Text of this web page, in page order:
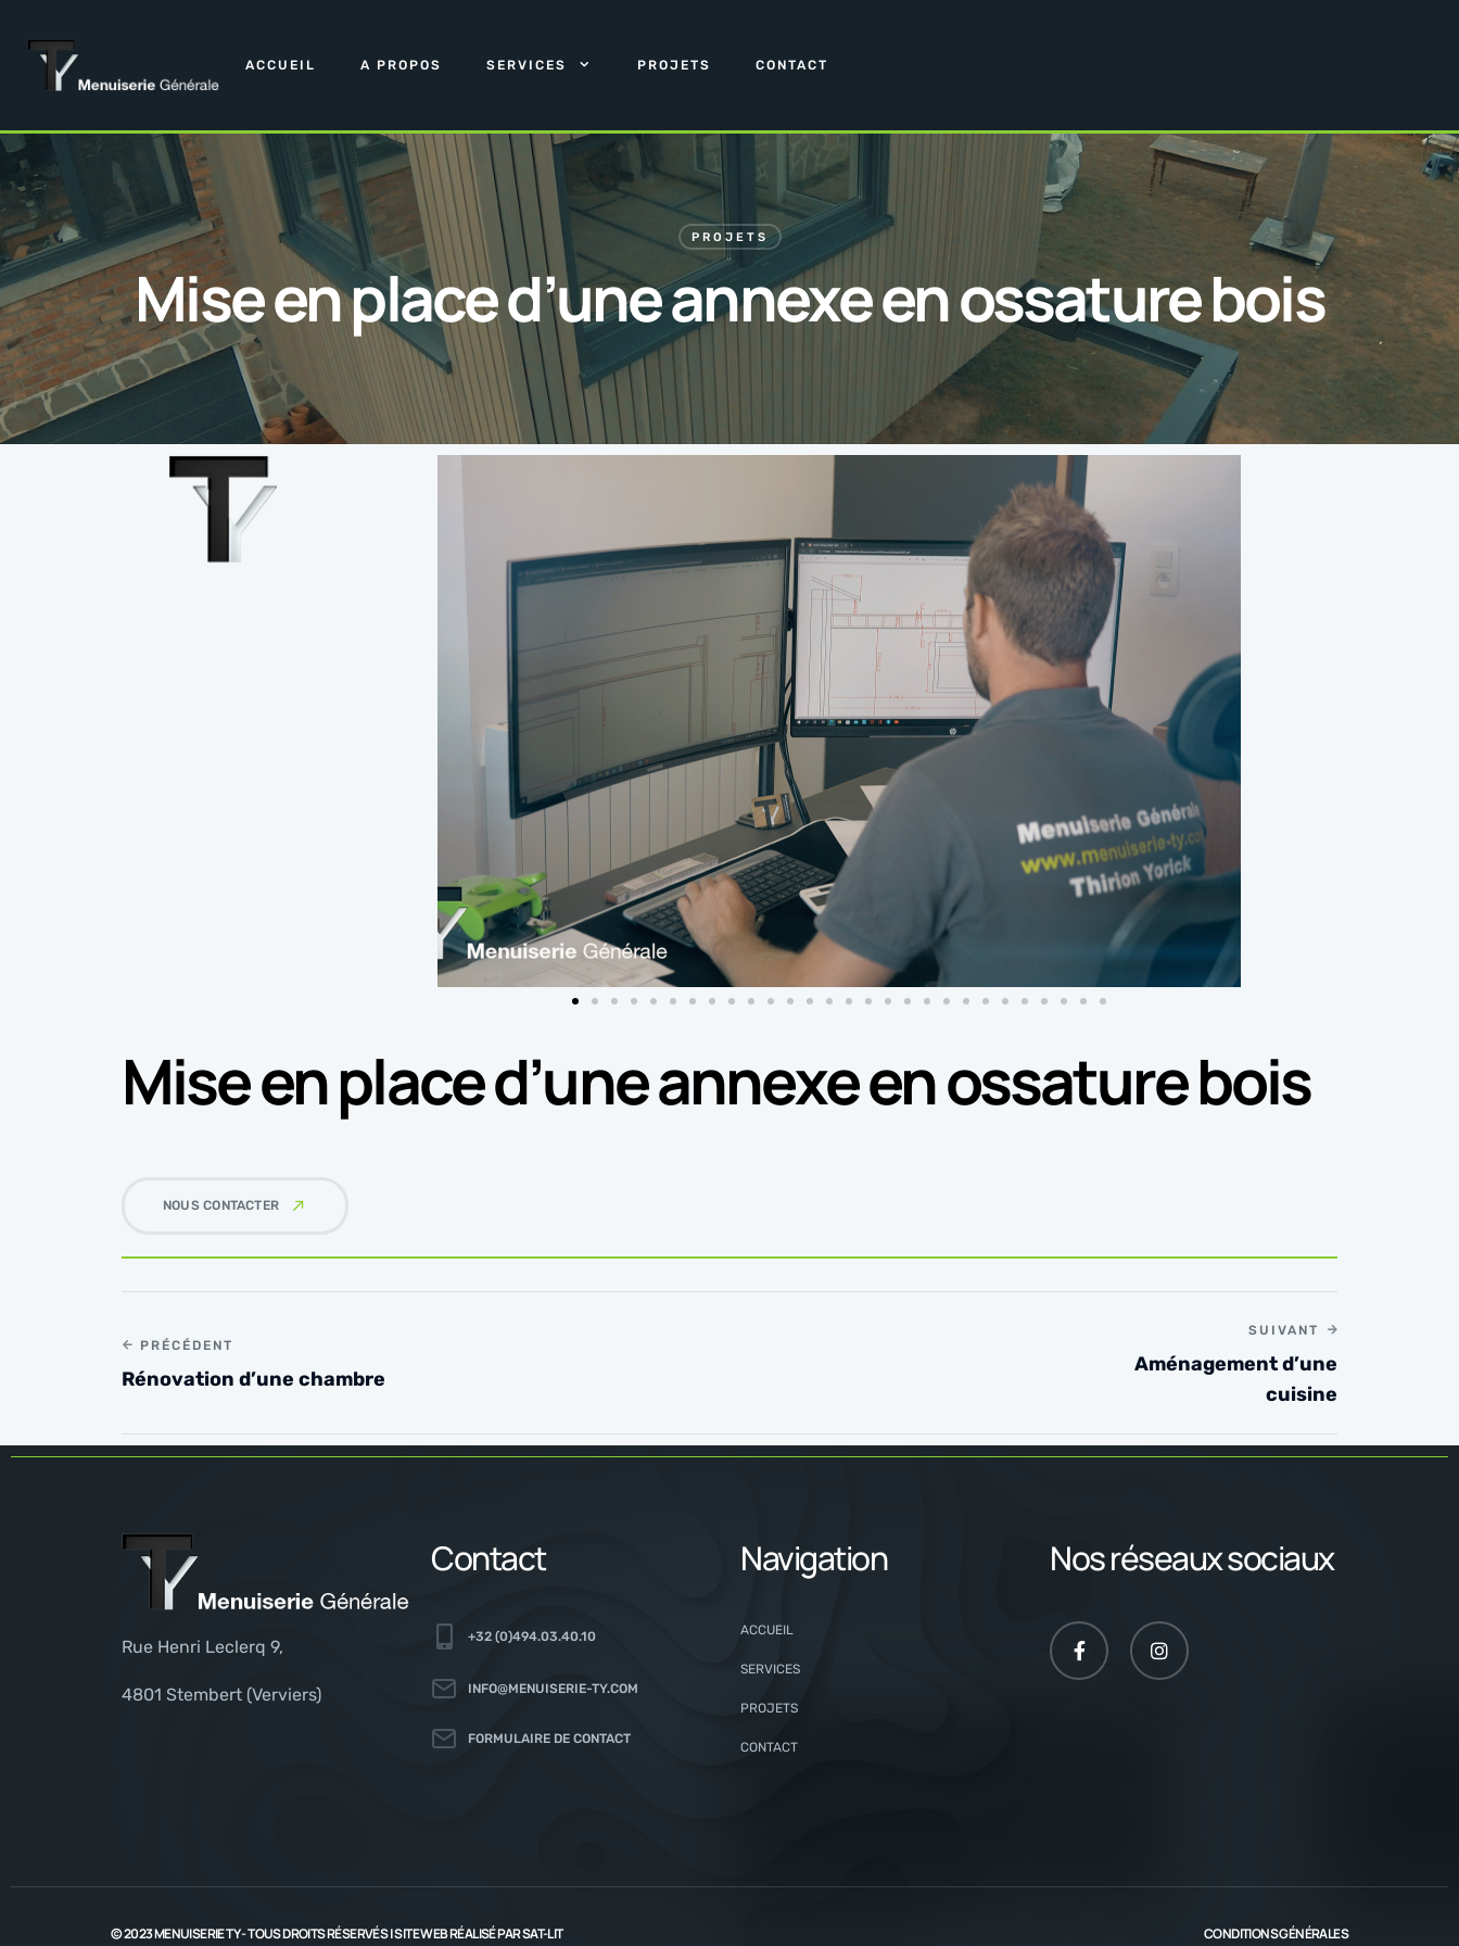
ACCUEIL A PROPOS SERVICES PROJETS CONTACT
PROJETS
Mise en place d’une annexe en ossature bois
Mise en place d’une annexe en ossature bois
NOUS CONTACTER
PRÉCÉDENT
Rénovation d’une chambre
SUIVANT
Aménagement d’une
cuisine
Rue Henri Leclerq 9,
4801 Stembert (Verviers)
Contact
+32 (0)494.03.40.10
INFO@MENUISERIE-TY.COM
FORMULAIRE DE CONTACT
Navigation
ACCUEIL
SERVICES
PROJETS
CONTACT
Nos réseaux sociaux
© 2023 MENUISERIE TY - TOUS DROITS RÉSERVÉS | SITE WEB RÉALISÉ PARSAT-LIT CONDITIONS GÉNÉRALES